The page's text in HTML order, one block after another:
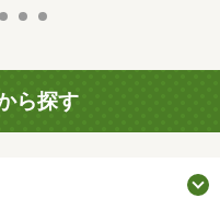
ら探す